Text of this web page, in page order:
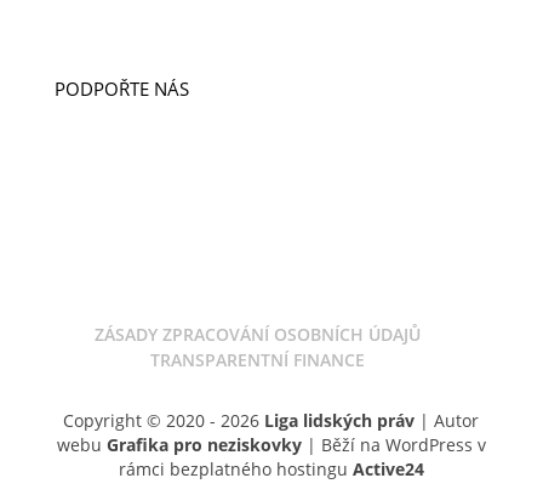
PODPOŘTE NÁS
ZÁSADY ZPRACOVÁNÍ OSOBNÍCH ÚDAJŮ
TRANSPARENTNÍ FINANCE
Copyright © 2020 - 2026 Liga lidských práv | Autor
webu Grafika pro neziskovky| Běží na WordPress v
rámci bezplatného hostingu Active24